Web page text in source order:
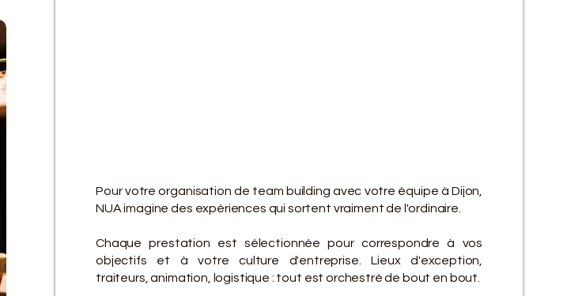
DES
DES
Pour votre organisation de team building avec votre équipe à Dijon,
NUA imagine des expériences qui sortent vraiment de l'ordinaire.
Chaque prestation est sélectionnée pour correspondre à vos
objectifs et à votre culture d'entreprise. Lieux d'exception,
traiteurs, animation, logistique : tout est orchestré de bout en bout.